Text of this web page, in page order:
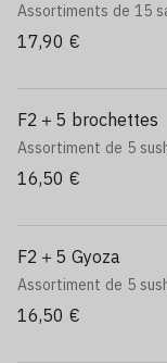
Assortiments de 15
17,90 €
F2＋5 brochettes
Assortiment de 5
16,50 €
F2＋5 Gyoza
Assortiment de 5
16,50 €